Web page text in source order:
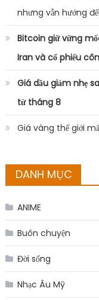
nhưng vẫn hướng
Bitcoin giữ vững
Iran và cổ phiếu
Giá dầu giảm nhẹ
từ tháng 8
Giá vàng thế giới
DANH MỤC
ANIME
Buôn chuyện
Đời sống
Nhạc Âu Mỹ